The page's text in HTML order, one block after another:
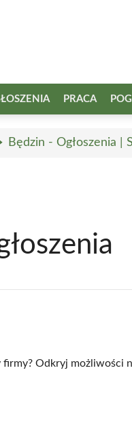
PRACA
Będzin - Ogłoszenia |
Odkryj możliwości